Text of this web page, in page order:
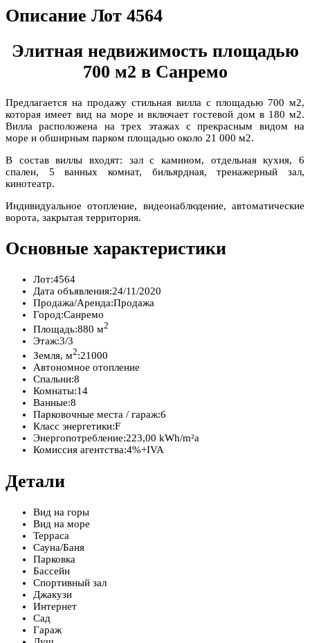
Описание Лот 4564
Элитная недвижимость площадью
700 м2 в Санремо
Предлагается на продажу стильная вилла с площадью 700 м2,
которая имеет вид на море и включает гостевой дом в 180 м2.
Вилла расположена на трех этажах с прекрасным видом на
море и обширным парком площадью около 21 000 м2.
В состав виллы входят: зал с камином, отдельная кухня, 6
спален, 5 ванных комнат, бильярдная, тренажерный зал,
кинотеатр.
Индивидуальное отопление, видеонаблюдение, автоматические
ворота, закрытая территория.
Основные характеристики
Лот:4564
Дата объявления:24/11/2020
Продажа/Аренда:Продажа
Город:Санремо
Площадь:880 м2
Этаж:3/3
Земля, м2:21000
Автономное отопление
Спальни:8
Комнаты:14
Ванные:8
Парковочные места / гараж:6
Класс энергетики:F
Энергопотребление:223,00 kWh/m²a
Комиссия агентства:4%+IVA
Детали
Вид на горы
Вид на море
Терраса
Сауна/Баня
Парковка
Бассейн
Спортивный зал
Джакузи
Интернет
Сад
Гараж